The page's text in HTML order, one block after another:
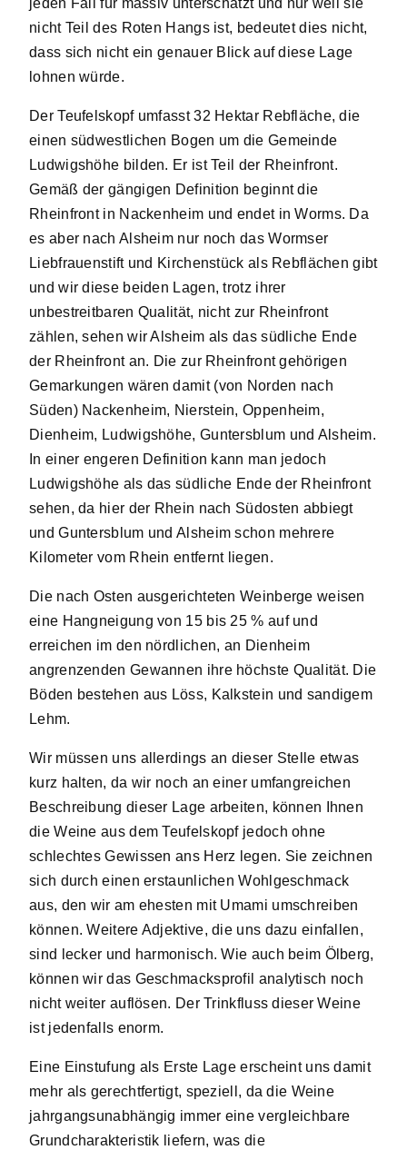
jeden Fall für massiv unterschätzt und nur weil sie
nicht Teil des Roten Hangs ist, bedeutet dies nicht,
dass sich nicht ein genauer Blick auf diese Lage
lohnen würde.
Der Teufelskopf umfasst 32 Hektar Rebfläche, die
einen südwestlichen Bogen um die Gemeinde
Ludwigshöhe bilden. Er ist Teil der Rheinfront.
Gemäß der gängigen Definition beginnt die
Rheinfront in Nackenheim und endet in Worms. Da
es aber nach Alsheim nur noch das Wormser
Liebfrauenstift und Kirchenstück als Rebflächen gibt
und wir diese beiden Lagen, trotz ihrer
unbestreitbaren Qualität, nicht zur Rheinfront
zählen, sehen wir Alsheim als das südliche Ende
der Rheinfront an. Die zur Rheinfront gehörigen
Gemarkungen wären damit (von Norden nach
Süden) Nackenheim, Nierstein, Oppenheim,
Dienheim, Ludwigshöhe, Guntersblum und Alsheim.
In einer engeren Definition kann man jedoch
Ludwigshöhe als das südliche Ende der Rheinfront
sehen, da hier der Rhein nach Südosten abbiegt
und Guntersblum und Alsheim schon mehrere
Kilometer vom Rhein entfernt liegen.
Die nach Osten ausgerichteten Weinberge weisen
eine Hangneigung von 15 bis 25 % auf und
erreichen im den nördlichen, an Dienheim
angrenzenden Gewannen ihre höchste Qualität. Die
Böden bestehen aus Löss, Kalkstein und sandigem
Lehm.
Wir müssen uns allerdings an dieser Stelle etwas
kurz halten, da wir noch an einer umfangreichen
Beschreibung dieser Lage arbeiten, können Ihnen
die Weine aus dem Teufelskopf jedoch ohne
schlechtes Gewissen ans Herz legen. Sie zeichnen
sich durch einen erstaunlichen Wohlgeschmack
aus, den wir am ehesten mit Umami umschreiben
können. Weitere Adjektive, die uns dazu einfallen,
sind lecker und harmonisch. Wie auch beim Ölberg,
können wir das Geschmacksprofil analytisch noch
nicht weiter auflösen. Der Trinkfluss dieser Weine
ist jedenfalls enorm.
Eine Einstufung als Erste Lage erscheint uns damit
mehr als gerechtfertigt, speziell, da die Weine
jahrgangsunabhängig immer eine vergleichbare
Grundcharakteristik liefern, was die